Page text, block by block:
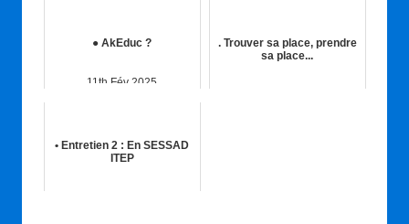
● AkEduc ?
11th Fév 2025
. Trouver sa place, prendre
sa place...
• Entretien 2 : En SESSAD
ITEP